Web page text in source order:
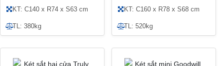
KT: C140 x R74 x S63 cm
TL: 380kg
KT: C160 x R78 x S68 cm
TL: 520kg